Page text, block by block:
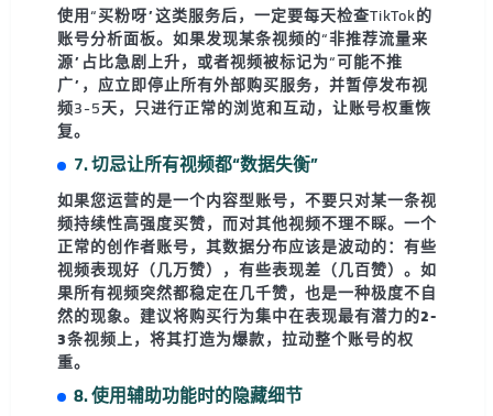
使用“买粉呀”这类服务后，一定要每天检查TikTok的
账号分析面板。如果发现某条视频的“非推荐流量来
源”占比急剧上升，或者视频被标记为“可能不推
广”，应立即停止所有外部购买服务，并暂停发布视
频3-5天，只进行正常的浏览和互动，让账号权重恢
复。
7. 切忌让所有视频都“数据失衡”
如果您运营的是一个内容型账号，不要只对某一条视
频持续性高强度买赞，而对其他视频不理不睬。一个
正常的创作者账号，其数据分布应该是波动的：有些
视频表现好（几万赞），有些表现差（几百赞）。如
果所有视频突然都稳定在几千赞，也是一种极度不自
然的现象。建议将购买行为集中在表现最有潜力的2-
3条视频上，将其打造为爆款，拉动整个账号的权
重。
8. 使用辅助功能时的隐藏细节